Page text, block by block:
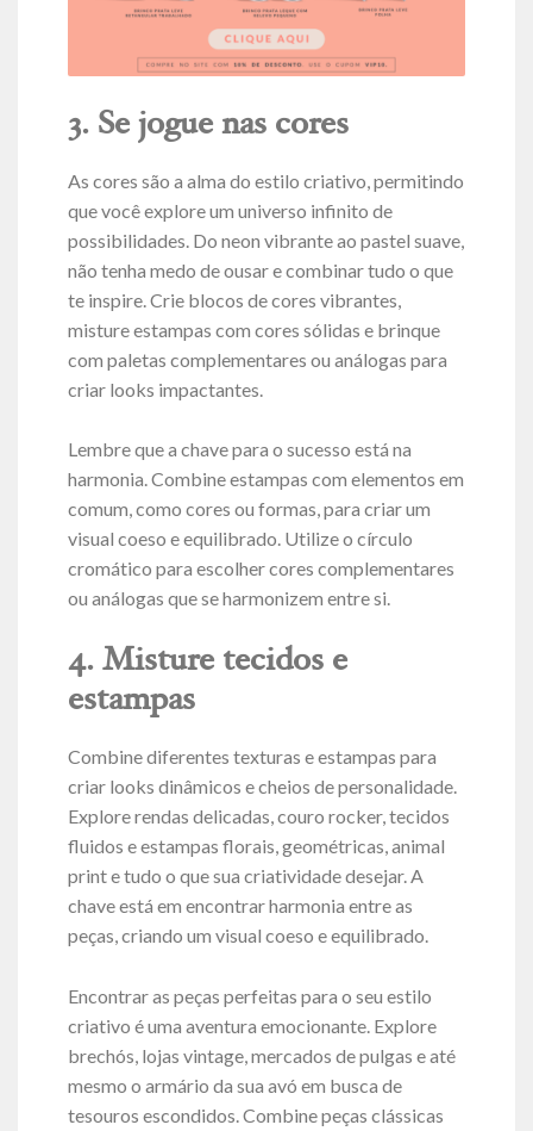
3. Se jogue nas cores
As cores são a alma do estilo criativo, permitindo
que você explore um universo infinito de
possibilidades. Do neon vibrante ao pastel suave,
não tenha medo de ousar e combinar tudo o que
te inspire. Crie blocos de cores vibrantes,
misture estampas com cores sólidas e brinque
com paletas complementares ou análogas para
criar looks impactantes.
Lembre que a chave para o sucesso está na
harmonia. Combine estampas com elementos em
comum, como cores ou formas, para criar um
visual coeso e equilibrado. Utilize o círculo
cromático para escolher cores complementares
ou análogas que se harmonizem entre si.
4. Misture tecidos e
estampas
Combine diferentes texturas e estampas para
criar looks dinâmicos e cheios de personalidade.
Explore rendas delicadas, couro rocker, tecidos
fluidos e estampas florais, geométricas, animal
print e tudo o que sua criatividade desejar. A
chave está em encontrar harmonia entre as
peças, criando um visual coeso e equilibrado.
Encontrar as peças perfeitas para o seu estilo
criativo é uma aventura emocionante. Explore
brechós, lojas vintage, mercados de pulgas e até
mesmo o armário da sua avó em busca de
tesouros escondidos. Combine peças clássicas